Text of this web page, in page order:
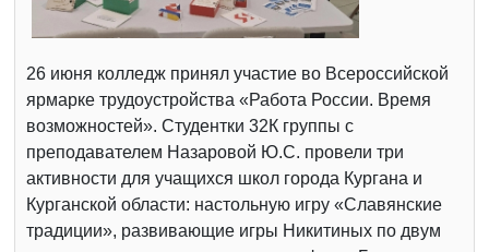
26 июня колледж принял участие во Всероссийской
ярмарке трудоустройства «Работа России. Время
возможностей». Студентки 32К группы с
преподавателем Назаровой Ю.С. провели три
активности для учащихся школ города Кургана и
Курганской области: настольную игру «Славянские
традиции», развивающие игры Никитиных по двум